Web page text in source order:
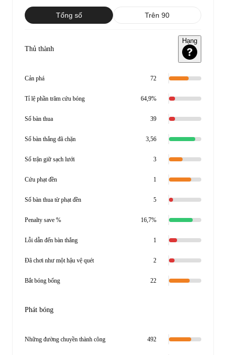
Tổng số Trên 90
Thủ thành
Hạng
Cản phá 72
Tỉ lệ phần trăm cứu bóng 64,9%
Số bàn thua 39
Số bàn thắng đã chặn 3,56
Số trận giữ sạch lưới 3
Cứu phạt đền 1
Số bàn thua từ phạt đền 5
Penalty save % 16,7%
Lỗi dẫn đến bàn thắng 1
Đã chơi như một hậu vệ quét 2
Bắt bóng bổng 22
Phát bóng
Những đường chuyền thành công 492